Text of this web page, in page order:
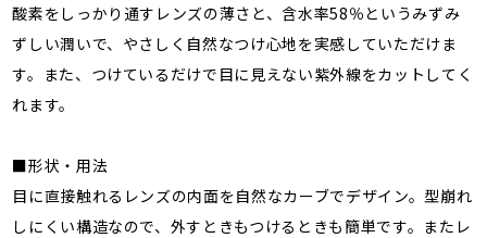
酸素をしっかり通すレンズの薄さと、含水率58％というみずみ
ずしい潤いで、やさしく自然なつけ心地を実感していただけま
す。また、つけているだけで目に見えない紫外線をカットしてく
れます。
■形状・用法
目に直接触れるレンズの内面を自然なカーブでデザイン。型崩れ
しにくい構造なので、外すときもつけるときも簡単です。またレ